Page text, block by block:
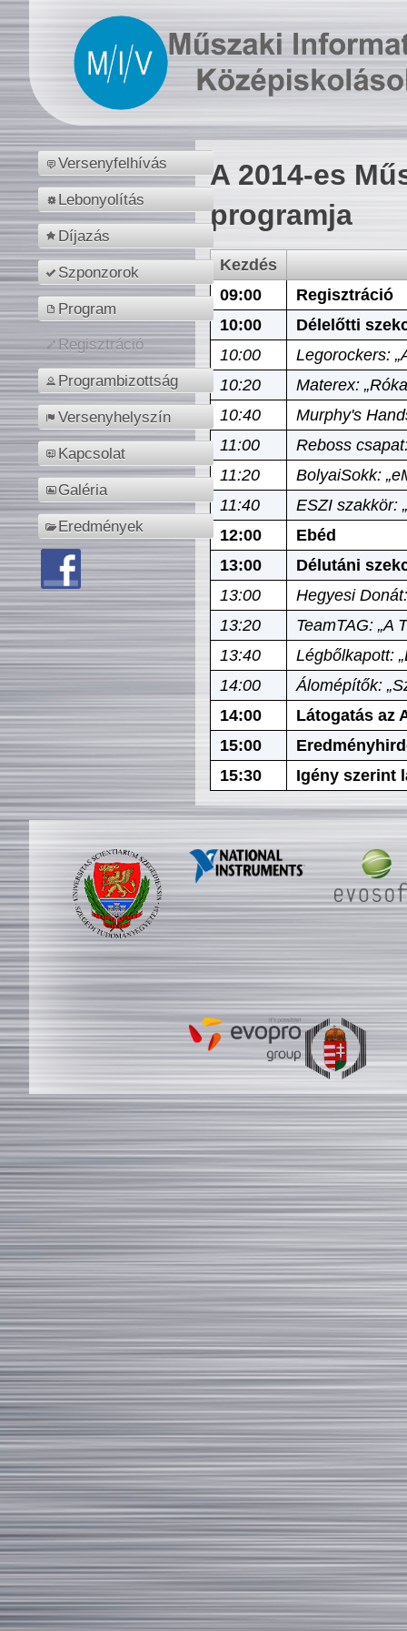
Versenyfelhívás
Lebonyolítás
Díjazás
Szponzorok
Program
Regisztráció
Programbizottság
Versenyhelyszín
Kapcsolat
Galéria
Eredmények
A 2014-es
programja
Kezdés
09:00
Regisztráció
10:00
Délelőtti
10:00
Legorockers:
10:20
Materex:
10:40
Murphy's
11:00
Reboss
11:20
BolyaiSokk:
11:40
ESZI szakkör:
12:00
Ebéd
13:00
Délutáni
13:00
Hegyesi
13:20
TeamTAG: „A
13:40
Légbőlkapott:
14:00
Álomépítők:
14:00
Látogatás az
15:00
15:30
Igény szerint